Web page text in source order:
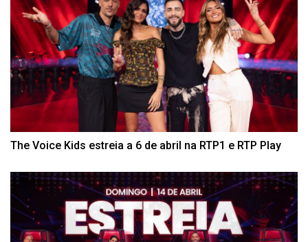
The Voice Kids estreia a 6 de abril na RTP1 e RTP Play